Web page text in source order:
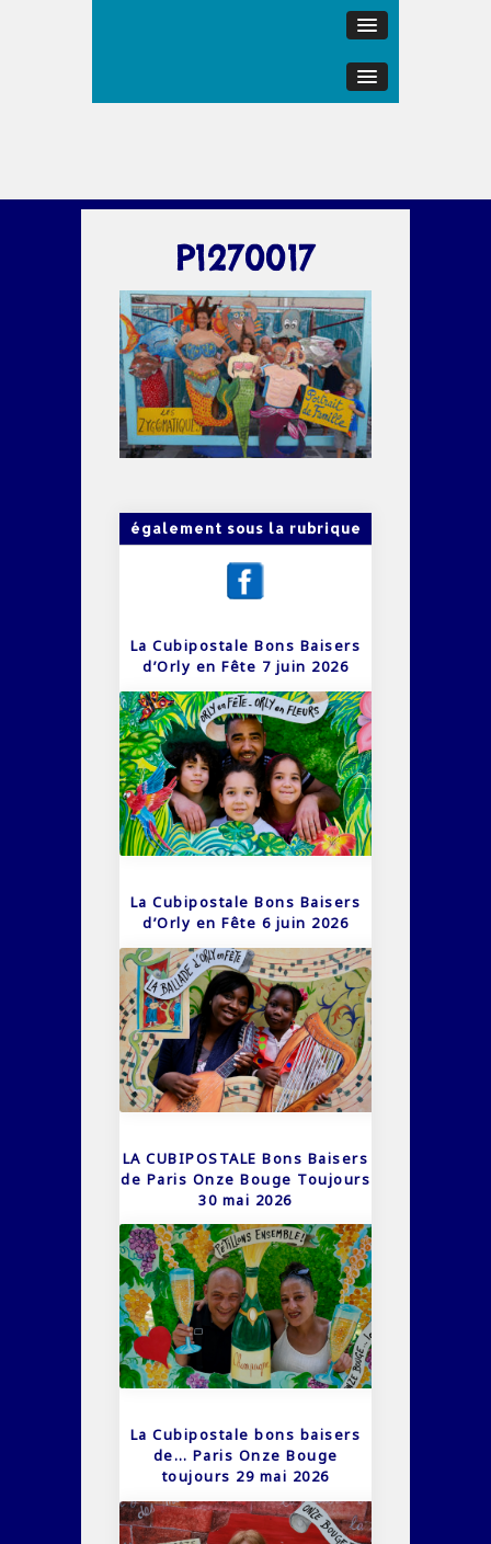
P1270017
également sous la rubrique
La Cubipostale Bons Baisers
d’Orly en Fête 7 juin 2026
La Cubipostale Bons Baisers
d’Orly en Fête 6 juin 2026
LA CUBIPOSTALE Bons Baisers
de Paris Onze Bouge Toujours
30 mai 2026
La Cubipostale bons baisers
de… Paris Onze Bouge
toujours 29 mai 2026